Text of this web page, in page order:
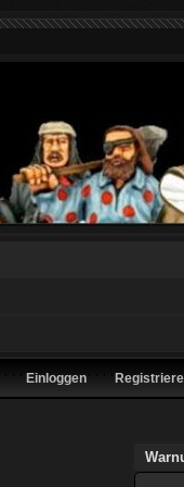
Einloggen